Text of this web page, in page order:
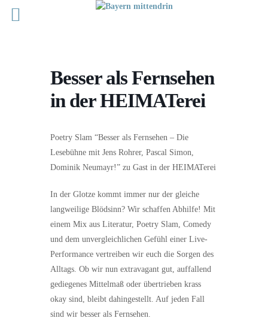
Besser als Fernsehen
in der HEIMATerei
Poetry Slam “Besser als Fernsehen – Die
Lesebühne mit Jens Rohrer, Pascal Simon,
Dominik Neumayr!” zu Gast in der HEIMATerei
In der Glotze kommt immer nur der gleiche
langweilige Blödsinn? Wir schaffen Abhilfe! Mit
einem Mix aus Literatur, Poetry Slam, Comedy
und dem unvergleichlichen Gefühl einer Live-
Performance vertreiben wir euch die Sorgen des
Alltags. Ob wir nun extravagant gut, auffallend
gediegenes Mittelmaß oder übertrieben krass
okay sind, bleibt dahingestellt. Auf jeden Fall
sind wir besser als Fernsehen.